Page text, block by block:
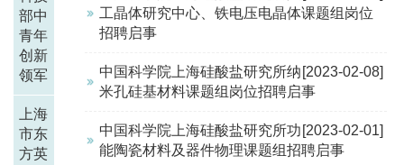
部中
青年
创新
领军
上海
市东
方英
工晶体研究中心、铁电压电晶体课题组岗位
招聘启事
[2023-02-08]
中国科学院上海硅酸盐研究所纳
米孔硅基材料课题组岗位招聘启事
[2023-02-01]
中国科学院上海硅酸盐研究所功
能陶瓷材料及器件物理课题组招聘启事